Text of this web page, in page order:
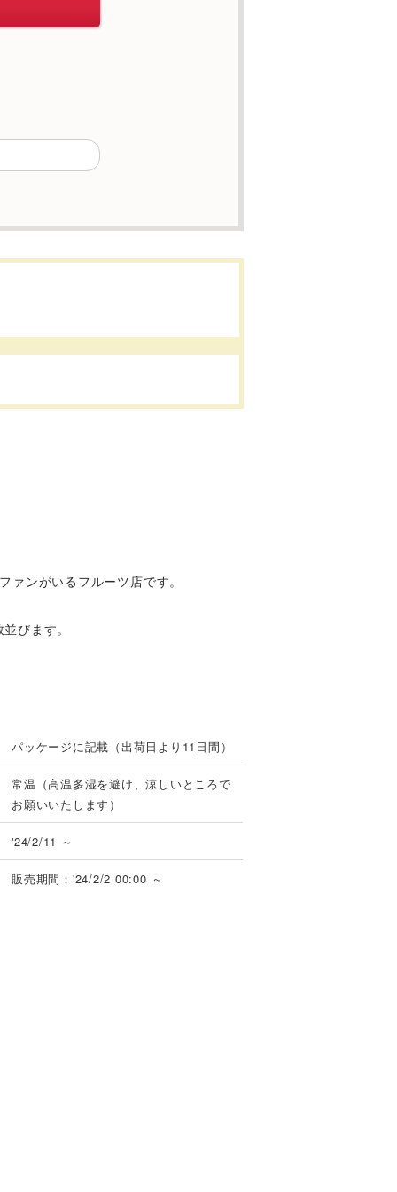
ンがいるフルーツ店です。
びます。
パッケージに記載（出荷日より11日間）
常温（高温多湿を避け、涼しいところで
お願いいたします）
'24/2/11 ～
販売期間：'24/2/2 00:00 ～